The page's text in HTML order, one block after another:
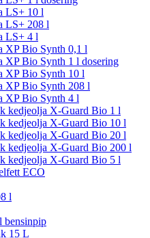
LS+ 10 l
LS+ 208 l
LS+ 4 l
XP Bio Synth 0,1 l
XP Bio Synth 1 l dosering
XP Bio Synth 10 l
XP Bio Synth 208 l
XP Bio Synth 4 l
kedjeolja X-Guard Bio 1 l
kedjeolja X-Guard Bio 10 l
kedjeolja X-Guard Bio 20 l
kedjeolja X-Guard Bio 200 l
kedjeolja X-Guard Bio 5 l
ECO
l
bensinpip
15 L